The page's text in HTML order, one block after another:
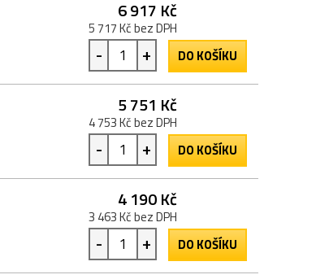
6 917 Kč
5 717 Kč bez DPH
- + DO KOŠÍKU
5 751 Kč
4 753 Kč bez DPH
- + DO KOŠÍKU
4 190 Kč
3 463 Kč bez DPH
- + DO KOŠÍKU